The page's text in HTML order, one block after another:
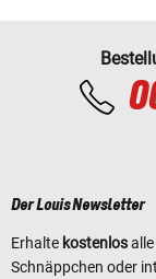
Der Louis Newsletter
Erhalte kostenlos
Schnäppchen oder